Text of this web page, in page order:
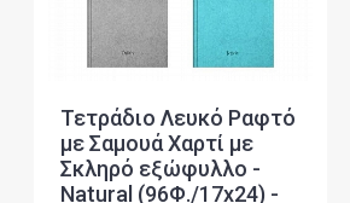
Τετράδιο Λευκό Ραφτό
με Σαμουά Χαρτί με
Σκληρό εξώφυλλο -
Natural (96Φ./17x24) -